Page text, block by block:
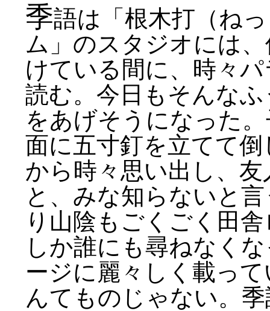
季語は「根木打（ね
ム」のスタジオには
けている間に、時々
読む。今日もそんな
をあげそうになった
面に五寸釘を立てて
から時々思い出し、
と、みな知らないと
り山陰もごくごく田
しか誰にも尋ねなく
ージに麗々しく載っ
んてものじゃない。